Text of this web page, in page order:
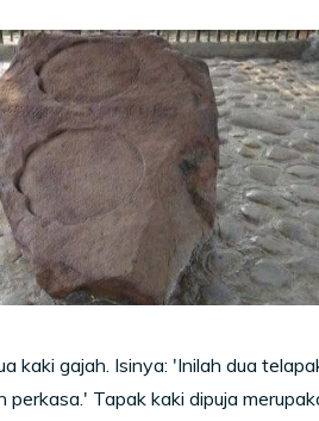
kaki gajah. Isinya: 'Inilah dua
Tapak kaki dipuja